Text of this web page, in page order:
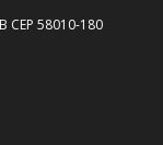
CEP 58010-180